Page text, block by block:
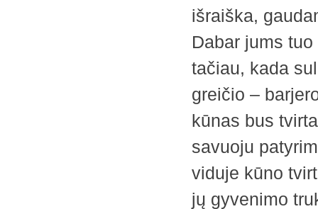
išraiška,
Dabar jums
tačiau, kada
greičio –
kūnas bus
savuoju
viduje kūno
jų gyvenimo